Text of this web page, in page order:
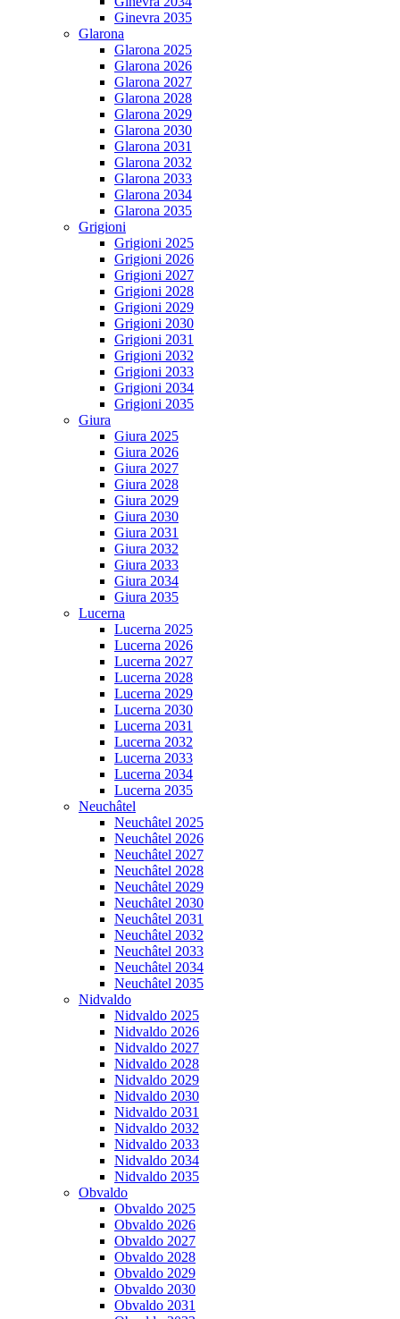
Ginevra 2035
Glarona
Glarona 2025
Glarona 2026
Glarona 2027
Glarona 2028
Glarona 2029
Glarona 2030
Glarona 2031
Glarona 2032
Glarona 2033
Glarona 2034
Glarona 2035
Grigioni
Grigioni 2025
Grigioni 2026
Grigioni 2027
Grigioni 2028
Grigioni 2029
Grigioni 2030
Grigioni 2031
Grigioni 2032
Grigioni 2033
Grigioni 2034
Grigioni 2035
Giura
Giura 2025
Giura 2026
Giura 2027
Giura 2028
Giura 2029
Giura 2030
Giura 2031
Giura 2032
Giura 2033
Giura 2034
Giura 2035
Lucerna
Lucerna 2025
Lucerna 2026
Lucerna 2027
Lucerna 2028
Lucerna 2029
Lucerna 2030
Lucerna 2031
Lucerna 2032
Lucerna 2033
Lucerna 2034
Lucerna 2035
Neuchâtel
Neuchâtel 2025
Neuchâtel 2026
Neuchâtel 2027
Neuchâtel 2028
Neuchâtel 2029
Neuchâtel 2030
Neuchâtel 2031
Neuchâtel 2032
Neuchâtel 2033
Neuchâtel 2034
Neuchâtel 2035
Nidvaldo
Nidvaldo 2025
Nidvaldo 2026
Nidvaldo 2027
Nidvaldo 2028
Nidvaldo 2029
Nidvaldo 2030
Nidvaldo 2031
Nidvaldo 2032
Nidvaldo 2033
Nidvaldo 2034
Nidvaldo 2035
Obvaldo
Obvaldo 2025
Obvaldo 2026
Obvaldo 2027
Obvaldo 2028
Obvaldo 2029
Obvaldo 2030
Obvaldo 2031